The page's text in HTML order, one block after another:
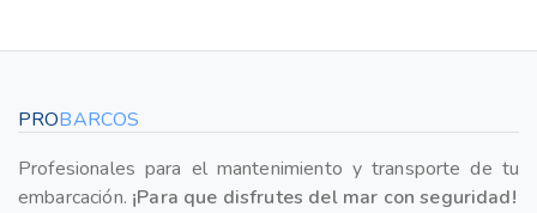
PROBARCOS
Profesionales para el mantenimiento y transporte de tu
embarcación. ¡Para que disfrutes del mar con seguridad!